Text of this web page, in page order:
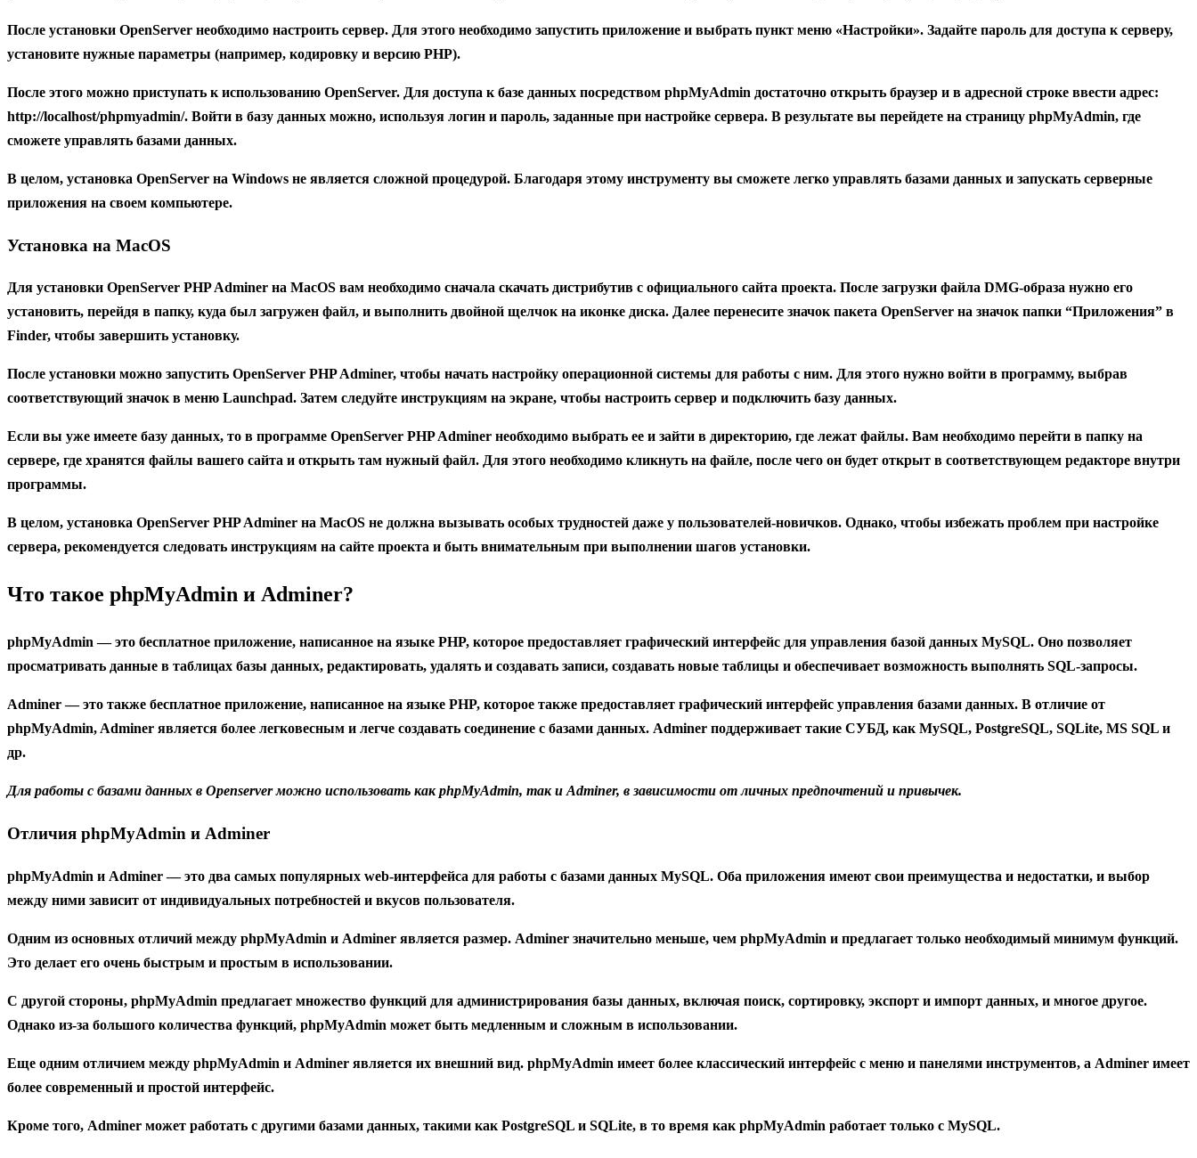
После установки OpenServer необходимо настроить сервер. Для этого необходимо запустить приложение и выбрать пункт меню «Настройки». Задайте пароль для доступа к серверу,
установите нужные параметры (например, кодировку и версию PHP).
После этого можно приступать к использованию OpenServer. Для доступа к базе данных посредством phpMyAdmin достаточно открыть браузер и в адресной строке ввести адрес:
http://localhost/phpmyadmin/. Войти в базу данных можно, используя логин и пароль, заданные при настройке сервера. В результате вы перейдете на страницу phpMyAdmin, где
сможете управлять базами данных.
В целом, установка OpenServer на Windows не является сложной процедурой. Благодаря этому инструменту вы сможете легко управлять базами данных и запускать серверные
приложения на своем компьютере.
Установка на MacOS
Для установки OpenServer PHP Adminer на MacOS вам необходимо сначала скачать дистрибутив с официального сайта проекта. После загрузки файла DMG-образа нужно его
установить, перейдя в папку, куда был загружен файл, и выполнить двойной щелчок на иконке диска. Далее перенесите значок пакета OpenServer на значок папки “Приложения” в
Finder, чтобы завершить установку.
После установки можно запустить OpenServer PHP Adminer, чтобы начать настройку операционной системы для работы с ним. Для этого нужно войти в программу, выбрав
соответствующий значок в меню Launchpad. Затем следуйте инструкциям на экране, чтобы настроить сервер и подключить базу данных.
Если вы уже имеете базу данных, то в программе OpenServer PHP Adminer необходимо выбрать ее и зайти в директорию, где лежат файлы. Вам необходимо перейти в папку на
сервере, где хранятся файлы вашего сайта и открыть там нужный файл. Для этого необходимо кликнуть на файле, после чего он будет открыт в соответствующем редакторе внутри
программы.
В целом, установка OpenServer PHP Adminer на MacOS не должна вызывать особых трудностей даже у пользователей-новичков. Однако, чтобы избежать проблем при настройке
сервера, рекомендуется следовать инструкциям на сайте проекта и быть внимательным при выполнении шагов установки.
Что такое phpMyAdmin и Adminer?
phpMyAdmin — это бесплатное приложение, написанное на языке PHP, которое предоставляет графический интерфейс для управления базой данных MySQL. Оно позволяет
просматривать данные в таблицах базы данных, редактировать, удалять и создавать записи, создавать новые таблицы и обеспечивает возможность выполнять SQL-запросы.
Adminer— это также бесплатное приложение, написанное на языке PHP, которое также предоставляет графический интерфейс управления базами данных. В отличие от
phpMyAdmin, Adminer является более легковесным и легче создавать соединение с базами данных. Adminer поддерживает такие СУБД, как MySQL, PostgreSQL, SQLite, MS SQL и
др.
Для работы с базами данных в Openserver можно использовать как phpMyAdmin, так и Adminer, в зависимости от личных предпочтений и привычек.
Отличия phpMyAdmin и Adminer
phpMyAdmin и Adminer — это два самых популярных web-интерфейса для работы с базами данных MySQL. Оба приложения имеют свои преимущества и недостатки, и выбор
между ними зависит от индивидуальных потребностей и вкусов пользователя.
Одним из основных отличий между phpMyAdmin и Adminer является размер. Adminer значительно меньше, чем phpMyAdmin и предлагает только необходимый минимум функций.
Это делает его очень быстрым и простым в использовании.
С другой стороны, phpMyAdmin предлагает множество функций для администрирования базы данных, включая поиск, сортировку, экспорт и импорт данных, и многое другое.
Однако из-за большого количества функций, phpMyAdmin может быть медленным и сложным в использовании.
Еще одним отличием между phpMyAdmin и Adminer является их внешний вид. phpMyAdmin имеет более классический интерфейс с меню и панелями инструментов, а Adminer имеет
более современный и простой интерфейс.
Кроме того, Adminer может работать с другими базами данных, такими как PostgreSQL и SQLite, в то время как phpMyAdmin работает только с MySQL.